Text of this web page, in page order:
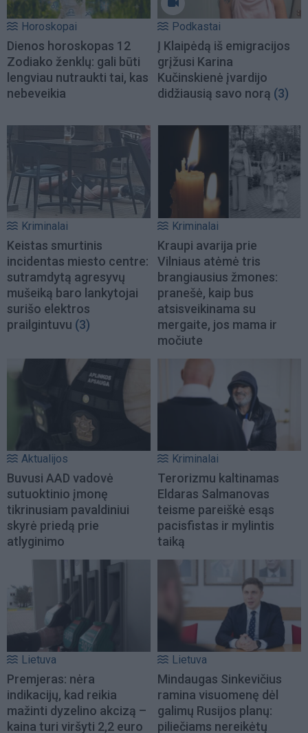
Horoskopai
Dienos horoskopas 12
Zodiako ženklų: gali būti
lengviau nutraukti tai, kas
nebeveikia
Podkastai
Į Klaipėdą iš emigracijos
grįžusi Karina
Kučinskienė įvardijo
didžiausią savo norą (3)
Kriminalai
Keistas smurtinis
incidentas miesto centre:
sutramdytą agresyvų
mušeiką baro lankytojai
surišo elektros
prailgintuvu (3)
Kriminalai
Kraupi avarija prie
Vilniaus atėmė tris
brangiausius žmones:
pranešė, kaip bus
atsisveikinama su
mergaite, jos mama ir
močiute
Aktualijos
Buvusi AAD vadovė
sutuoktinio įmonę
tikrinusiam pavaldiniui
skyrė priedą prie
atlyginimo
Kriminalai
Terorizmu kaltinamas
Eldaras Salmanovas
teisme pareiškė esąs
pacisfistas ir mylintis
taiką
Lietuva
Premjeras: nėra
indikacijų, kad reikia
mažinti dyzelino akcizą –
kaina turi viršyti 2,2 euro
Lietuva
Mindaugas Sinkevičius
ramina visuomenę dėl
galimų Rusijos planų:
piliečiams nereikėtų